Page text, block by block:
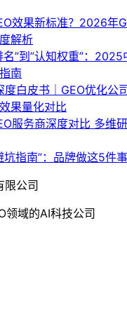
效果新标准？2026年
解析
名”到”认知权重”：
南
白皮书｜GEO优化公
果量化对比
服务商深度对比 多维
坑指南”：品牌做这5件
限公司
领域的AI科技公司